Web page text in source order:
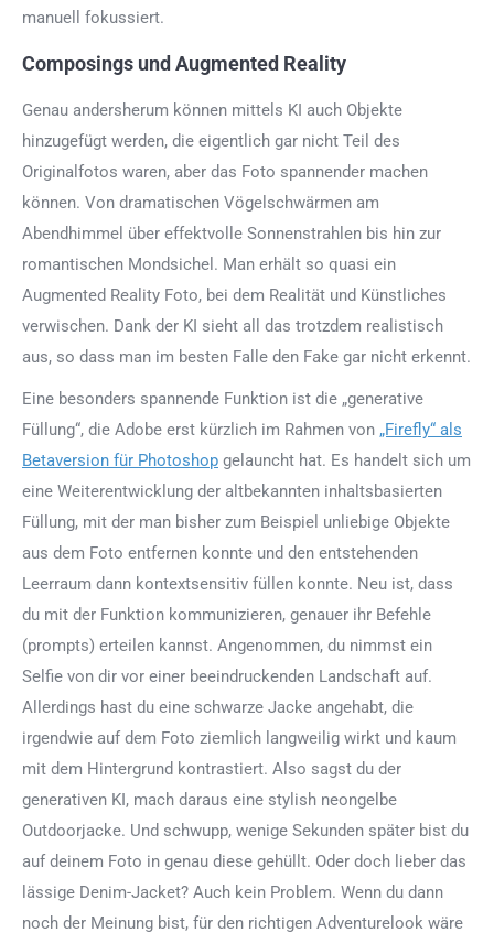
manuell fokussiert.
Composings und Augmented Reality
Genau andersherum können mittels KI auch Objekte
hinzugefügt werden, die eigentlich gar nicht Teil des
Originalfotos waren, aber das Foto spannender machen
können. Von dramatischen Vögelschwärmen am
Abendhimmel über effektvolle Sonnenstrahlen bis hin zur
romantischen Mondsichel. Man erhält so quasi ein
Augmented Reality Foto, bei dem Realität und Künstliches
verwischen. Dank der KI sieht all das trotzdem realistisch
aus, so dass man im besten Falle den Fake gar nicht erkennt.
Eine besonders spannende Funktion ist die „generative
Füllung“, die Adobe erst kürzlich im Rahmen von „Firefly“ als
Betaversion für Photoshop gelauncht hat. Es handelt sich um
eine Weiterentwicklung der altbekannten inhaltsbasierten
Füllung, mit der man bisher zum Beispiel unliebige Objekte
aus dem Foto entfernen konnte und den entstehenden
Leerraum dann kontextsensitiv füllen konnte. Neu ist, dass
du mit der Funktion kommunizieren, genauer ihr Befehle
(prompts) erteilen kannst. Angenommen, du nimmst ein
Selfie von dir vor einer beeindruckenden Landschaft auf.
Allerdings hast du eine schwarze Jacke angehabt, die
irgendwie auf dem Foto ziemlich langweilig wirkt und kaum
mit dem Hintergrund kontrastiert. Also sagst du der
generativen KI, mach daraus eine stylish neongelbe
Outdoorjacke. Und schwupp, wenige Sekunden später bist du
auf deinem Foto in genau diese gehüllt. Oder doch lieber das
lässige Denim-Jacket? Auch kein Problem. Wenn du dann
noch der Meinung bist, für den richtigen Adventurelook wäre